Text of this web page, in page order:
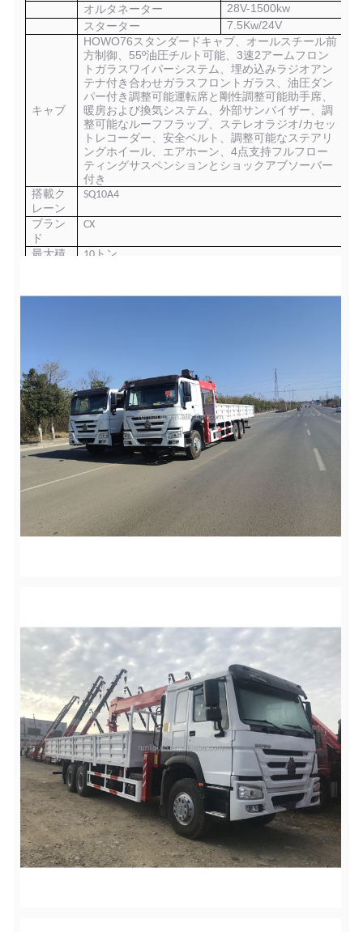
オルタネーター
28V-1500kw
スターター
7.5Kw/24V
キャブ
HOWO76スタンダードキャブ、オールスチール前
方制御、55º油圧チルト可能、3速2アームフロン
トガラスワイパーシステム、埋め込みラジオアン
テナ付き合わせガラスフロントガラス、油圧ダン
パー付き調整可能運転席と剛性調整可能助手席、
暖房および換気システム、外部サンバイザー、調
整可能なルーフフラップ、ステレオラジオ/カセッ
トレコーダー、安全ベルト、調整可能なステアリ
ングホイール、エアホーン、4点支持フルフロー
ティングサスペンションとショックアブソーバー
付き
搭載ク
レーン
SQ10A4
ブラン
ド
CX
最大積
10トン
テム
容量
回転 360
車両重
量
3970KG
揚程 15.6 m